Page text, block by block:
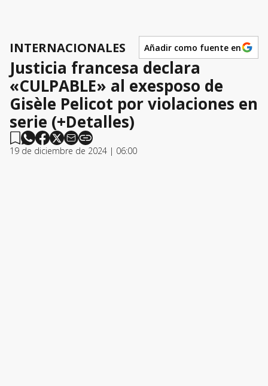
INTERNACIONALES Añadir como fuente en
Justicia francesa declara
«CULPABLE» al exesposo de
Gisèle Pelicot por violaciones en
serie (+Detalles)
19 de diciembre de 2024 | 06:00